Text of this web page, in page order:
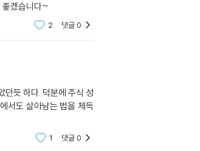
좋겠습니다~
2 댓글0
던듯 하다. 덕분에 주식 성
서도 살아남는 법을 체득
1 댓글0